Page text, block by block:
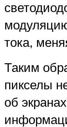
тока,
Таким
пикселы
об